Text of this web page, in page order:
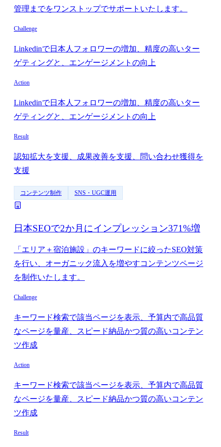
管理までをワンストップでサポートいたします。
Challenge
Linkedinで日本人フォロワーの増加、精度の高いター
ゲティングと、エンゲージメントの向上
Action
Linkedinで日本人フォロワーの増加、精度の高いター
ゲティングと、エンゲージメントの向上
Result
認知拡大を支援、成果改善を支援、問い合わせ獲得を
支援
コンテンツ制作 SNS・UGC運用
日本SEOで2か月にインプレッション371%増
「エリア＋宿泊施設」のキーワードに絞ったSEO対策
を行い、オーガニック流入を増やすコンテンツページ
を制作いたします。
Challenge
キーワード検索で該当ページを表示、予算内で高品質
なページを量産、スピード納品かつ質の高いコンテン
ツ作成
Action
キーワード検索で該当ページを表示、予算内で高品質
なページを量産、スピード納品かつ質の高いコンテン
ツ作成
Result